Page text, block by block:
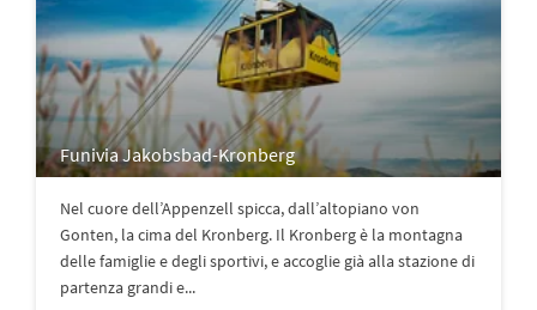
Funivia Jakobsbad-Kronberg
Nel cuore dell’Appenzell spicca, dall’altopiano von
Gonten, la cima del Kronberg. Il Kronberg è la montagna
delle famiglie e degli sportivi, e accoglie già alla stazione di
partenza grandi e...